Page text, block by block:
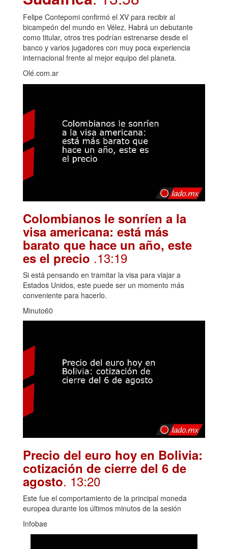
Felipe Contepomi confirmó el XV para recibir al
bicampeón del mundo en Vélez. Habrá un debutante
como titular, otros tres podrían estrenarse desde el
banco y varios jugadores con muy poca experiencia
internacional frente al mejor equipo del planeta.
Olé.com.ar
Colombianos le sonríen a la
visa americana: está más
barato que hace un año, este
es el precio .13:19
Si está pensando en tramitar la visa para viajar a
Estados Unidos, este puede ser un momento más
conveniente para hacerlo.
Minuto60
Precio del euro hoy en Bolivia:
cotización de cierre del 6 de
agosto. 13:20
Este fue el comportamiento de la principal moneda
europea durante los últimos minutos de la sesión
Infobae